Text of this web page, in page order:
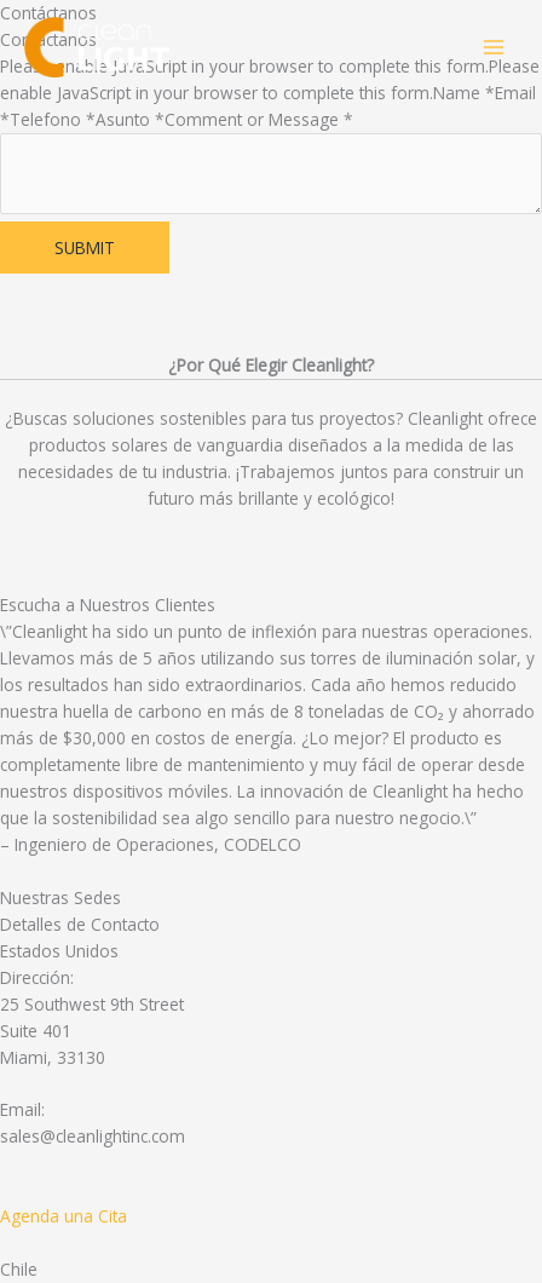
Skip
to
content
Contáctanos
Contáctanos
Please enable JavaScript in your browser to complete this form.Please
enable JavaScript in your browser to complete this form.Name *Email
*Telefono *Asunto *Comment or Message *
SUBMIT
¿Por Qué Elegir Cleanlight?
¿Buscas soluciones sostenibles para tus proyectos? Cleanlight ofrece
productos solares de vanguardia diseñados a la medida de las
necesidades de tu industria. ¡Trabajemos juntos para construir un
futuro más brillante y ecológico!
Escucha a Nuestros Clientes
\”Cleanlight ha sido un punto de inflexión para nuestras operaciones.
Llevamos más de 5 años utilizando sus torres de iluminación solar, y
los resultados han sido extraordinarios. Cada año hemos reducido
nuestra huella de carbono en más de 8 toneladas de CO₂ y ahorrado
más de $30,000 en costos de energía. ¿Lo mejor? El producto es
completamente libre de mantenimiento y muy fácil de operar desde
nuestros dispositivos móviles. La innovación de Cleanlight ha hecho
que la sostenibilidad sea algo sencillo para nuestro negocio.\”
– Ingeniero de Operaciones, CODELCO
Nuestras Sedes
Detalles de Contacto
Estados Unidos
Dirección:
25 Southwest 9th Street
Suite 401
Miami, 33130
Email:
sales@cleanlightinc.com
Agenda una Cita
Chile